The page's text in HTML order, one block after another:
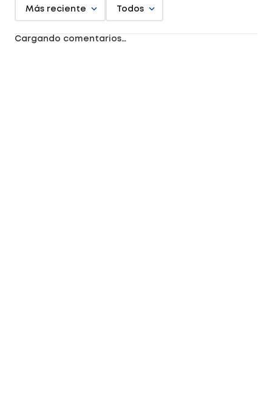
Más reciente Todos
Cargando comentarios…